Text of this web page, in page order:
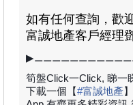
如有任何查詢，歡
富誠地產客戶經理
筍盤Click一Click, 睇一
下載一個【#富誠地產】